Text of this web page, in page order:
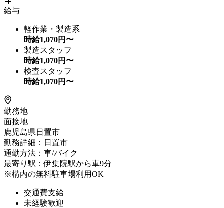
給与
軽作業・製造系
時給1,070円〜
製造スタッフ
時給1,070円〜
検査スタッフ
時給1,070円〜
勤務地
面接地
鹿児島県日置市
勤務詳細：日置市
通勤方法：車/バイク
最寄り駅：伊集院駅から車9分
※構内の無料駐車場利用OK
交通費支給
未経験歓迎